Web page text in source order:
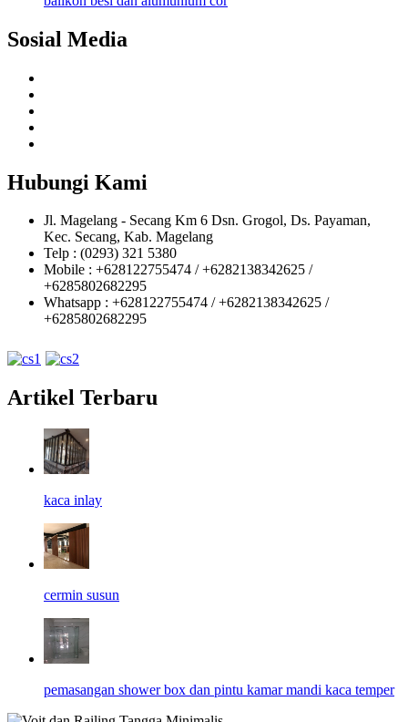
Sosial Media
Hubungi Kami
Jl. Magelang - Secang Km 6 Dsn. Grogol, Ds. Payaman,
Kec. Secang, Kab. Magelang
Telp : (0293) 321 5380
Mobile : +628122755474 / +6282138342625 /
+6285802682295
Whatsapp : +628122755474 / +6282138342625 /
+6285802682295
Artikel Terbaru
kaca inlay
cermin susun
pemasangan shower box dan pintu kamar mandi kaca temper